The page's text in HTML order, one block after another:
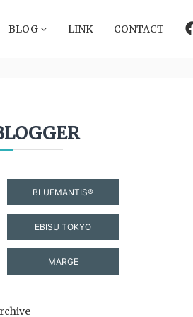
BLOG LINK CONTACT
BLUEMANTIS®
EBISU TOKYO
MARGE